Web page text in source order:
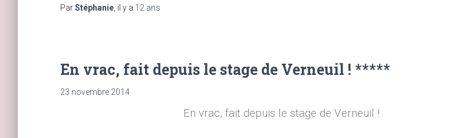
ParStéphanie, il y a 12 ans
En vrac, fait depuis le stage de Verneuil ! *****
23 novembre 2014
En vrac, fait depuis le stage de Verneuil !